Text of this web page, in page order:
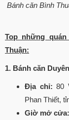
Bánh căn Bình
Top những
Thuận:
1. Bánh căn
Địa chỉ: 80
Phan Thiết,
Giờ mở cửa: